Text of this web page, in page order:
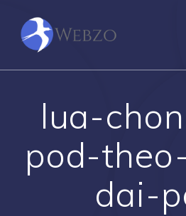
lua-
pod-
dai-